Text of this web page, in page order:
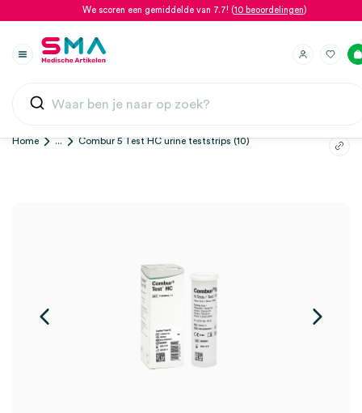
We scoren een gemiddelde van 7.7! (10 beoordelingen)
Home ... Combur 5 Test HC urine teststrips (10)